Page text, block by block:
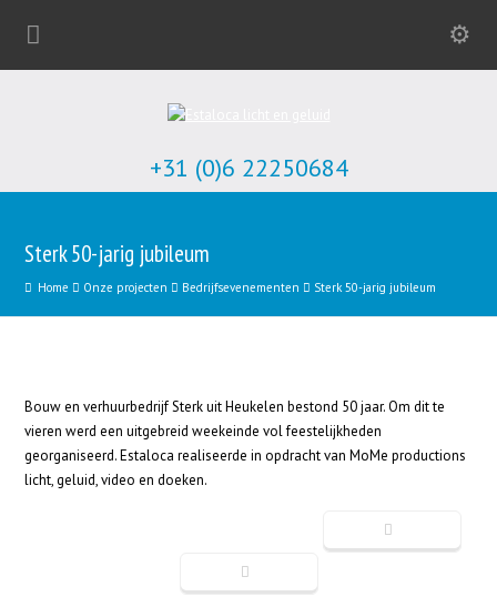
+31 (0)6 22250684
Sterk 50-jarig jubileum
Home Onze projecten Bedrijfsevenementen Sterk 50-jarig jubileum
Bouw en verhuurbedrijf Sterk uit Heukelen bestond 50 jaar. Om dit te
vieren werd een uitgebreid weekeinde vol feestelijkheden
georganiseerd. Estaloca realiseerde in opdracht van MoMe productions
licht, geluid, video en doeken.